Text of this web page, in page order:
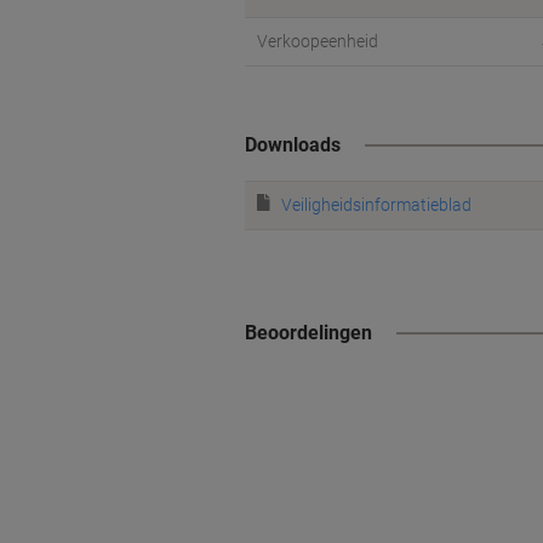
Verkoopeenheid
Downloads
Veiligheidsinformatieblad
Beoordelingen